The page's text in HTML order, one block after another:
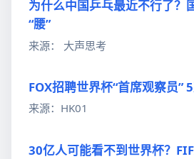
为什么中国乒乓最近不行了？
“腰”
来源： 大声思考
FOX招聘世界杯“首席观察员”
来源：HK01
30亿人可能看不到世界杯？